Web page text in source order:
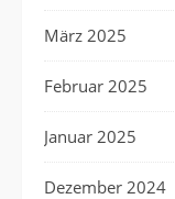
März 2025
Februar 2025
Januar 2025
Dezember 2024